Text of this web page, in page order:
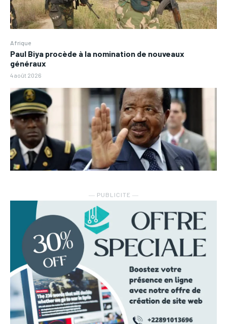
Afrique
Paul Biya procède à la nomination de nouveaux
généraux
4 août 2026
― PUBLICITE ―